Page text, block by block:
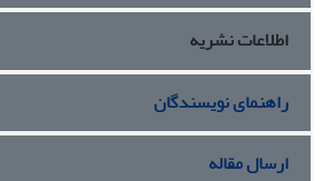
بر مبنای آموزه‌های فقهی و حقوق اسلامی
اطلاعات نشریه
راهنمای نویسندگان
ارسال مقاله